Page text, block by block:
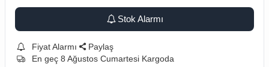
Stok Alarmı
Fiyat Alarmı
Paylaş
En geç 8 Ağustos Cumartesi Kargoda